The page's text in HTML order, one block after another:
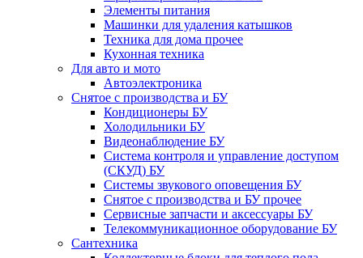
Элементы питания
Машинки для удаления катышков
Техника для дома прочее
Кухонная техника
Для авто и мото
Автоэлектроника
Снятое с производства и БУ
Кондиционеры БУ
Холодильники БУ
Видеонаблюдение БУ
Система контроля и управление доступом
(СКУД) БУ
Системы звукового оповещения БУ
Снятое с производства и БУ прочее
Сервисные запчасти и аксессуары БУ
Телекоммуникационное оборудование БУ
Сантехника